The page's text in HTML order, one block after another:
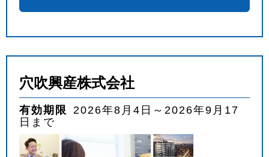
穴吹興産株式会社
有効期限 2026年8月4日～2026年9月17
日まで